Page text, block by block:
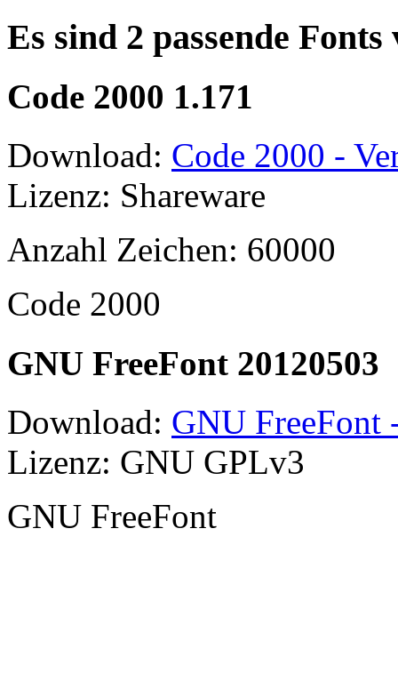
Es sind 2 passende
Code 2000 1.171
Download: Code 2000 -
Lizenz: Shareware
Anzahl Zeichen: 60000
Code 2000
GNU FreeFont 20120503
Download: GNU FreeFont
Lizenz: GNU GPLv3
GNU FreeFont